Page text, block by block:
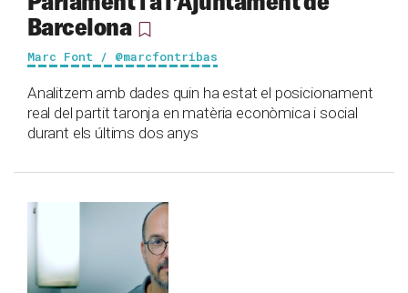
Barcelona
Marc Font / @marcfontribas
Analitzem amb dades quin ha estat el posicionament
real del partit taronja en matèria econòmica i social
durant els últims dos anys